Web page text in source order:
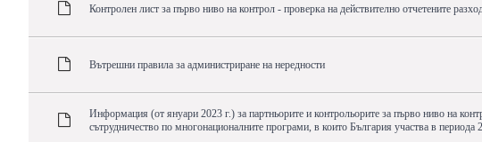
Контролен лист за първо ниво на контрол - проверка на действително отчетените
Вътрешни правила за администриране на нередности
Информация (от януари 2023 г.) за партньорите и контрольорите за първо ниво на
сътрудничество по многонационалните програми, в които България участва в периода